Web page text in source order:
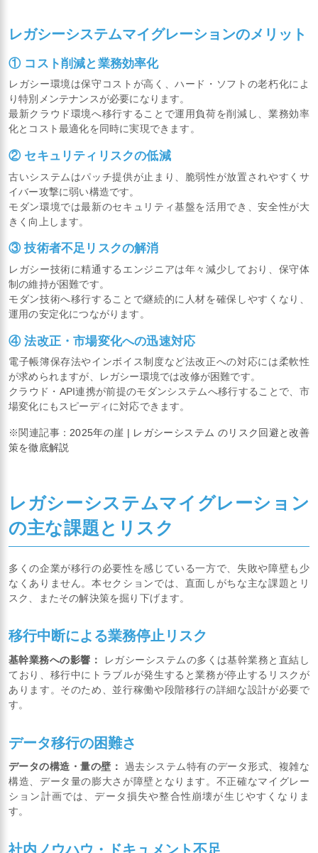
レガシーシステムマイグレーションのメリット
① コスト削減と業務効率化
レガシー環境は保守コストが高く、ハード・ソフトの老朽化によ
り特別メンテナンスが必要になります。
最新クラウド環境へ移行することで運用負荷を削減し、業務効率
化とコスト最適化を同時に実現できます。
② セキュリティリスクの低減
古いシステムはパッチ提供が止まり、脆弱性が放置されやすくサ
イバー攻撃に弱い構造です。
モダン環境では最新のセキュリティ基盤を活用でき、安全性が大
きく向上します。
③ 技術者不足リスクの解消
レガシー技術に精通するエンジニアは年々減少しており、保守体
制の維持が困難です。
モダン技術へ移行することで継続的に人材を確保しやすくなり、
運用の安定化につながります。
④ 法改正・市場変化への迅速対応
電子帳簿保存法やインボイス制度など法改正への対応には柔軟性
が求められますが、レガシー環境では改修が困難です。
クラウド・API連携が前提のモダンシステムへ移行することで、市
場変化にもスピーディに対応できます。
※関連記事： 2025年の崖 | レガシーシステム のリスク回避と改善
策を徹底解説
レガシーシステムマイグレーション
の主な課題とリスク
多くの企業が移行の必要性を感じている一方で、失敗や障壁も少
なくありません。本セクションでは、直面しがちな主な課題とリ
スク、またその解決策を掘り下げます。
移行中断による業務停止リスク
基幹業務への影響：
レガシーシステムの多くは基幹業務と直結し
ており、移行中にトラブルが発生すると業務が停止するリスクが
あります。そのため、並行稼働や段階移行の詳細な設計が必要で
す。
データ移行の困難さ
データの構造・量の壁：
過去システム特有のデータ形式、複雑な
構造、データ量の膨大さが障壁となります。不正確なマイグレー
ション計画では、データ損失や整合性崩壊が生じやすくなりま
す。
社内ノウハウ・ドキュメント不足